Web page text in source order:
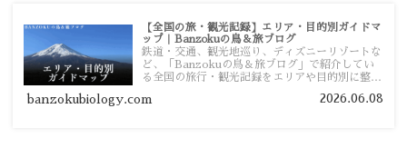
【全国の旅・観光記録】エリア・目的別ガイドマ
ップ｜Banzokuの鳥＆旅ブログ
鉄道・交通、観光地巡り、ディズニーリゾートな
ど、「Banzokuの鳥＆旅ブログ」で紹介してい
る全国の旅行・観光記録をエリアや目的別に整理
ガイドマップからスムーズに見つけていただけま
banzokubiology.com 2026.06.08